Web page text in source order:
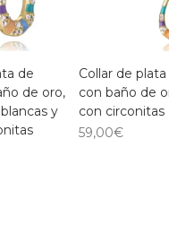
de
de oro,
y
Collar de
con baño de
con circonitas
59,00€